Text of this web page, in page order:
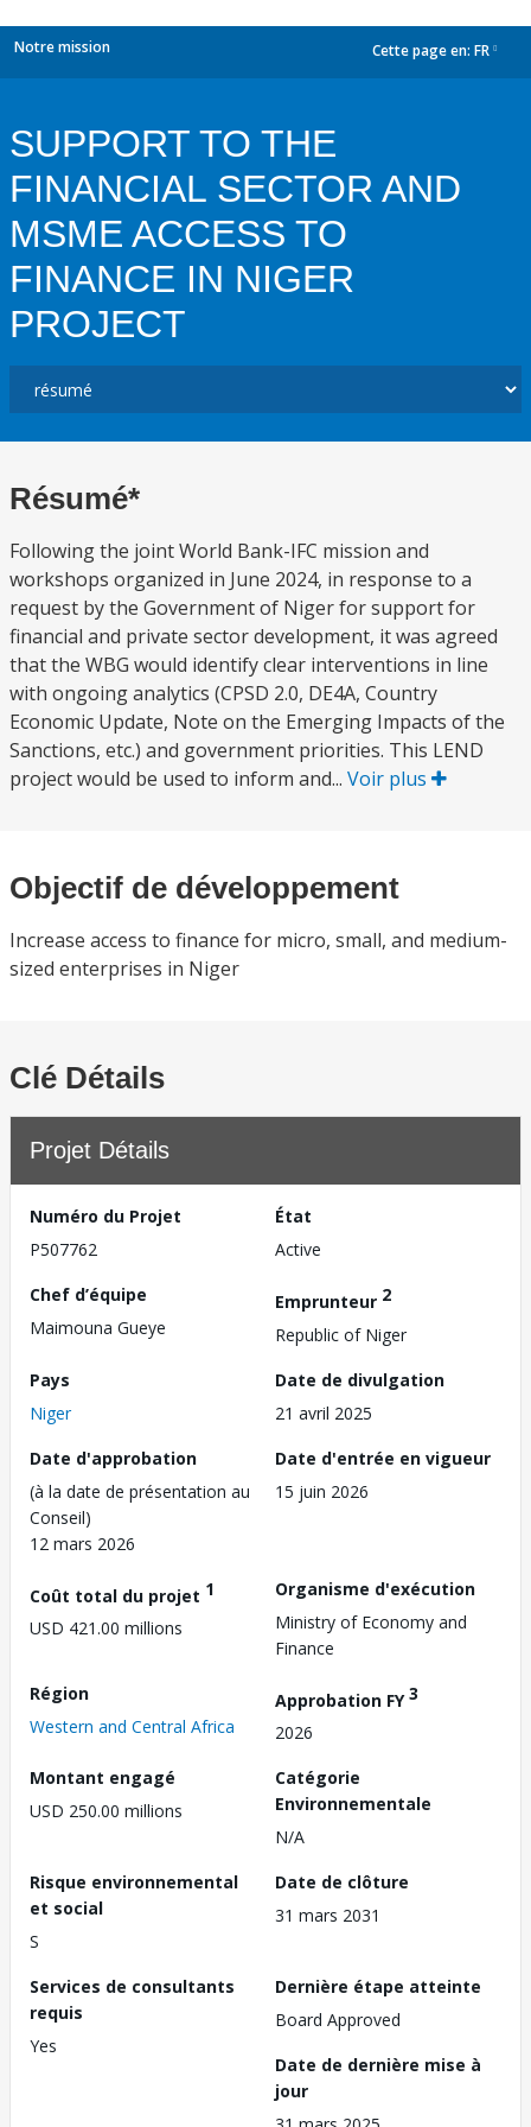
Notre mission Cette page en: FR
SUPPORT TO THE
FINANCIAL SECTOR AND
MSME ACCESS TO
FINANCE IN NIGER
PROJECT
Résumé*
Following the joint World Bank-IFC mission and
workshops organized in June 2024, in response to a
request by the Government of Niger for support for
financial and private sector development, it was agreed
that the WBG would identify clear interventions in line
with ongoing analytics (CPSD 2.0, DE4A, Country
Economic Update, Note on the Emerging Impacts of the
Sanctions, etc.) and government priorities. This LEND
project would be used to inform and... Voir plus
Objectif de développement
Increase access to finance for micro, small, and medium-
sized enterprises in Niger
Clé Détails
Projet Détails
Numéro du Projet
P507762
État
Active
Chef d’équipe
Maimouna Gueye
Emprunteur 2
Republic of Niger
Pays
Niger
Date de divulgation
21 avril 2025
Date d'approbation
(à la date de présentation au
Conseil)
12 mars 2026
Date d'entrée en vigueur
15 juin 2026
Coût total du projet 1
USD 421.00 millions
Organisme d'exécution
Ministry of Economy and
Finance
Région
Western and Central Africa
Approbation FY3
2026
Montant engagé
USD 250.00 millions
Catégorie
Environnementale
N/A
Risque environnemental
et social
S
Date de clôture
31 mars 2031
Services de consultants
requis
Yes
Dernière étape atteinte
Board Approved
Date de dernière mise à
jour